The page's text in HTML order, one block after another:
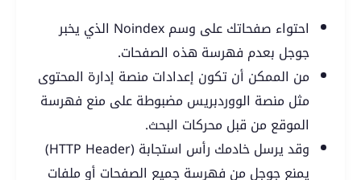
احتواء صفحاتك على وسم Noindex الذي يخبر
جوجل بعدم فهرسة هذه الصفحات.
من الممكن أن تكون إعدادات منصة إدارة المحتوى
مثل منصة الووردبريس مضبوطة على منع فهرسة
الموقع من قبل محركات البحث.
وقد يرسل خادمك رأس استجابة (HTTP Header)
يمنع جوجل من فهرسة جميع الصفحات أو ملفات